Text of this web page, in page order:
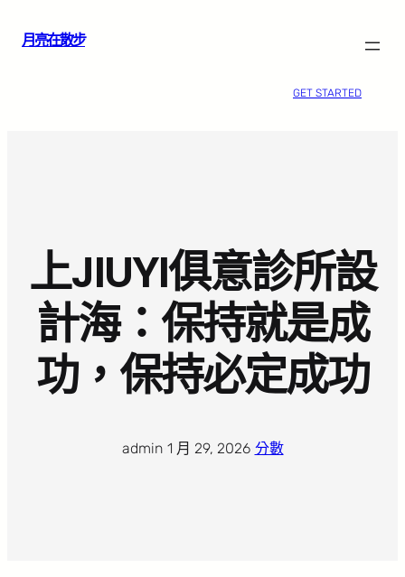
月亮在散步
GET STARTED
上JIUYI俱意診所設
計海：保持就是成
功，保持必定成功
admin· 1 月 29, 2026· 分數